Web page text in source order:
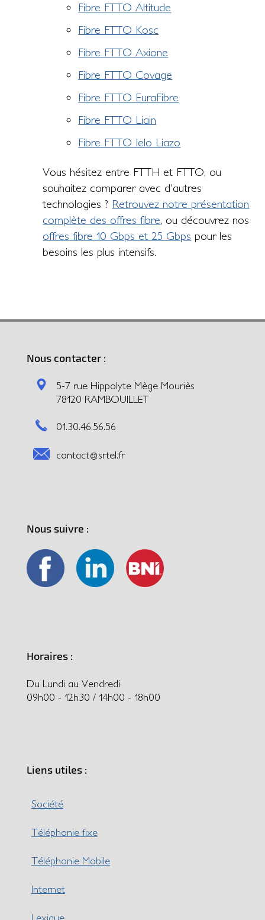
Fibre FTTO Altitude
Fibre FTTO Kosc
Fibre FTTO Axione
Fibre FTTO Covage
Fibre FTTO EuraFibre
Fibre FTTO Liain
Fibre FTTO Ielo Liazo
Vous hésitez entre FTTH et FTTO, ou
souhaitez comparer avec d'autres
technologies ? Retrouvez notre présentation
complète des offres fibre, ou découvrez nos
offres fibre 10 Gbps et 25 Gbps pour les
besoins les plus intensifs.
Nous contacter :
5-7 rue Hippolyte Mège Mouriès
78120 RAMBOUILLET
01.30.46.56.56
contact@srtel.fr
Nous suivre :
Horaires :
Du Lundi au Vendredi
09h00 - 12h30 / 14h00 - 18h00
Liens utiles :
Société
Téléphonie fixe
Téléphonie Mobile
Internet
Lexique